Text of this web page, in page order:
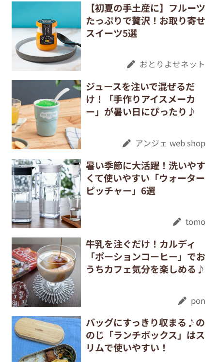
【初夏の手土産に】フルーツ
たっぷりで贅沢！お取り寄せ
スイーツ5選
おとりよせネット
ジュースを注いで混ぜるだ
け！「手作りアイスメーカ
ー」が暑い日にぴったり♪
アンジェ web shop
暑い季節に大活躍！洗いやす
くて使いやすい「ウォーター
ピッチャー」6選
tomo
牛乳を注ぐだけ！カルディ
「ポーションコーヒー」でお
うちカフェ気分を楽しめる♪
pon
バッグにすっきり収まる♪の
のじ「ランチボックス」はス
リムで使いやすい！